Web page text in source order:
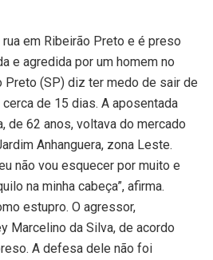
em Ribeirão Preto e é preso
e agredida por um homem no
Preto (SP) diz ter medo de sair de
de 15 dias. A aposentada
de 62 anos, voltava do mercado
Anhanguera, zona Leste.
não vou esquecer por muito e
na minha cabeça”, afirma.
estupro. O agressor,
Marcelino da Silva, de acordo
A defesa dele não foi